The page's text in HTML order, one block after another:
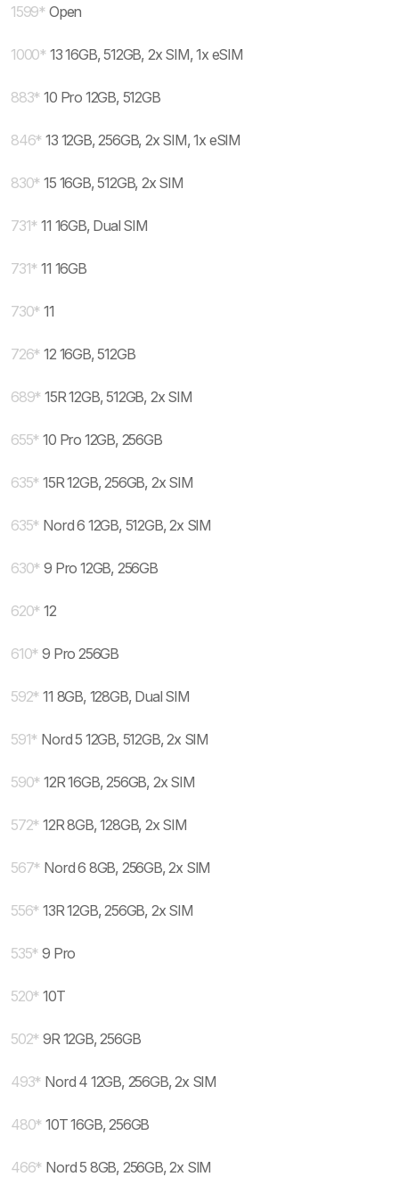
1599* Open
1000* 13 16GB, 512GB, 2x SIM, 1x eSIM
883* 10 Pro 12GB, 512GB
846* 13 12GB, 256GB, 2x SIM, 1x eSIM
830* 15 16GB, 512GB, 2x SIM
731* 11 16GB, Dual SIM
731* 11 16GB
730* 11
726* 12 16GB, 512GB
689* 15R 12GB, 512GB, 2x SIM
655* 10 Pro 12GB, 256GB
635* 15R 12GB, 256GB, 2x SIM
635* Nord 6 12GB, 512GB, 2x SIM
630* 9 Pro 12GB, 256GB
620* 12
610* 9 Pro 256GB
592* 11 8GB, 128GB, Dual SIM
591* Nord 5 12GB, 512GB, 2x SIM
590* 12R 16GB, 256GB, 2x SIM
572* 12R 8GB, 128GB, 2x SIM
567* Nord 6 8GB, 256GB, 2x SIM
556* 13R 12GB, 256GB, 2x SIM
535* 9 Pro
520* 10T
502* 9R 12GB, 256GB
493* Nord 4 12GB, 256GB, 2x SIM
480* 10T 16GB, 256GB
466* Nord 5 8GB, 256GB, 2x SIM